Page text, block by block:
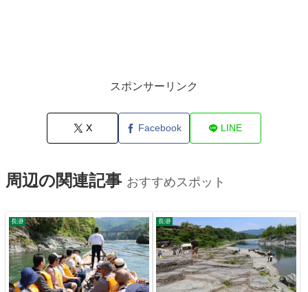
スポンサーリンク
X Facebook LINE
周辺の関連記事 おすすめスポット
長瀞 長瀞